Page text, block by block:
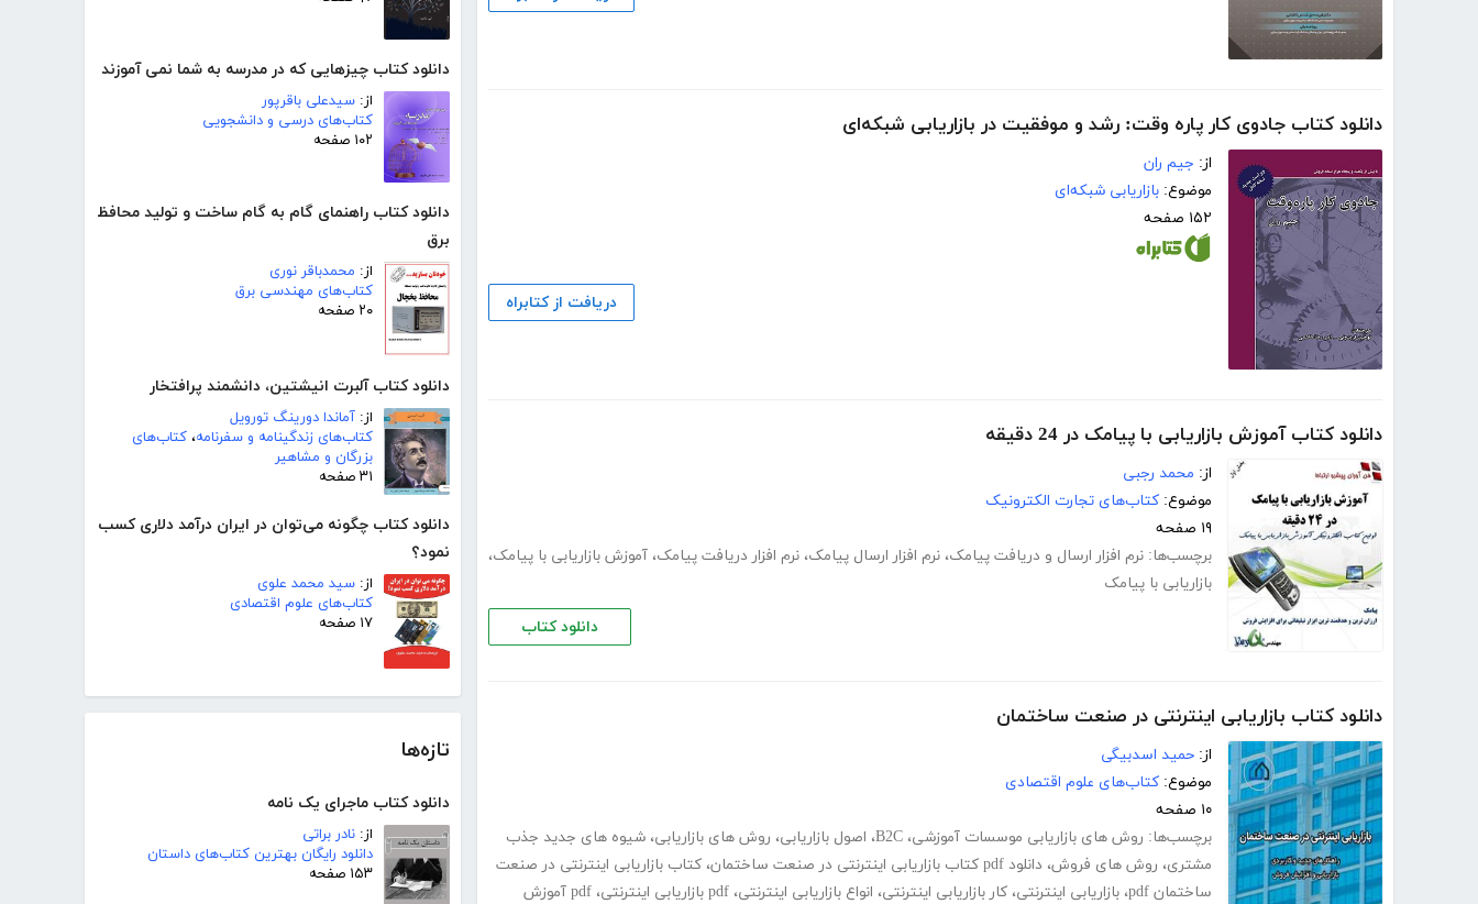
دانلود کتاب چیزهایی که در مدرسه به شما نمی آموزند
از: سیدعلی باقرپور
کتاب‌های درسی و دانشجویی
۱۰۲ صفحه
دانلود کتاب راهنمای گام به گام ساخت و تولید محافظ
برق
از: محمدباقر نوری
کتاب‌های مهندسی برق
۲۰ صفحه
دانلود کتاب آلبرت انیشتین، دانشمند پرافتخار
از: آماندا دورینگ تورویل
کتاب‌های زندگینامه و سفرنامه، کتاب‌های
بزرگان و مشاهیر
۳۱ صفحه
دانلود کتاب چگونه می‌توان در ایران درآمد دلاری کسب
نمود؟
از: سید محمد علوی
کتاب‌های علوم اقتصادی
۱۷ صفحه
تازه‌ها
دانلود کتاب ماجرای یک نامه
از: نادر براتی
دانلود رایگان بهترین کتاب‌های داستان
۱۵۳ صفحه
دانلود کتاب جادوی کار پاره وقت: رشد و موفقیت در بازاریابی شبکه‌ای
از: جیم ران
موضوع: بازاریابی شبکه‌ای
۱۵۲ صفحه
دریافت از کتابراه
دانلود کتاب آموزش بازاریابی با پیامک در 24 دقیقه
از: محمد رجبی
موضوع: کتاب‌های تجارت الکترونیک
۱۹ صفحه
برچسب‌ها: نرم افزار ارسال و دریافت پیامک، نرم افزار ارسال پیامک، نرم افزار دریافت پیامک، آموزش بازاریابی با پیامک،
بازاریابی با پیامک
دانلود کتاب
دانلود کتاب بازاریابی اینترنتی در صنعت ساختمان
از: حمید اسدبیگی
موضوع: کتاب‌های علوم اقتصادی
۱۰ صفحه
برچسب‌ها: روش های بازاریابی موسسات آموزشی، B2C، اصول بازاریابی، روش های بازاریابی، شیوه های جدید جذب
مشتری، روش های فروش، دانلود pdf کتاب بازاریابی اینترنتی در صنعت ساختمان ، کتاب بازاریابی اینترنتی در صنعت
ساختمان pdf
، بازاریابی اینترنتی، کار بازاریابی اینترنتی، انواع بازاریابی اینترنتی، pdf بازاریابی اینترنتی ،
pdf آموزش